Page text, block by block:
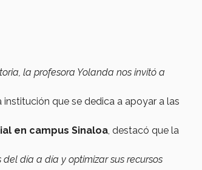
la profesora Yolanda nos invitó a
institución que se dedica a apoyar a las
en campus Sinaloa , destacó que la
día a día y optimizar sus recursos